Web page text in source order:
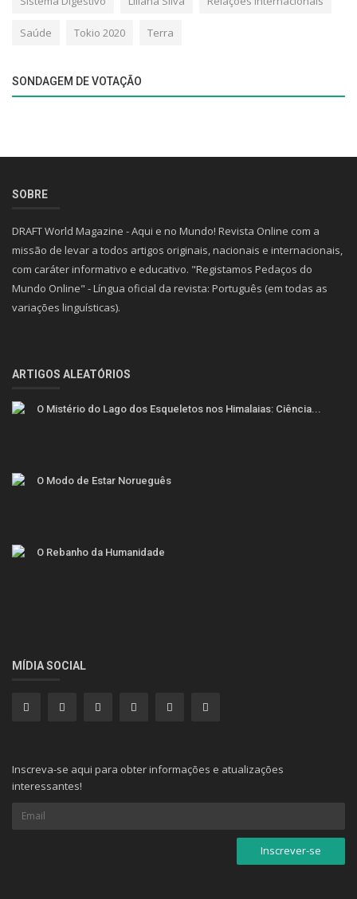
Saúde Tokio 2020 Terra
SONDAGEM DE VOTAÇÃO
SOBRE
DRAFT World Magazine - Aqui e no Mundo! Revista Online com a
missão de levar a todos artigos originais, nacionais e internacionais,
com caráter informativo e educativo. "Registamos Pedaços do
Mundo Online" - Língua oficial da revista: Português (em todas as
variações linguísticas).
ARTIGOS ALEATÓRIOS
O Mistério do Lago dos Esqueletos nos Himalaias: Ciência...
O Modo de Estar Norueguês
O Rebanho da Humanidade
MÍDIA SOCIAL
Inscreva-se aqui para obter informações e atualizações
interessantes!